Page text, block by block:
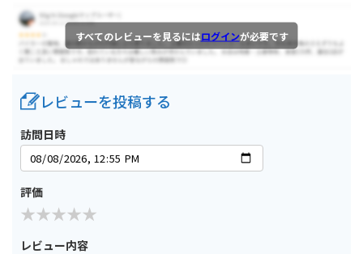
すべてのレビューを見るにはログインが必要です
レビューを投稿する
訪問日時
評価
レビュー内容